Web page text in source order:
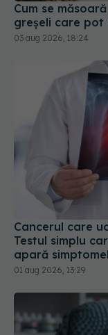
Cancerul care
Testul simplu
apară
01 aug 2026, 13:29